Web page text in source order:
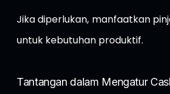
Jika diperlukan, manfaatkan
untuk kebutuhan produktif.
Tantangan dalam Mengatur